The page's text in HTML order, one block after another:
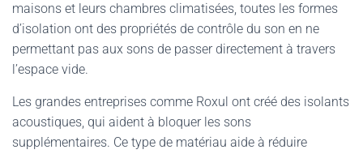
maisons et leurs chambres climatisées, toutes les formes
d’isolation ont des propriétés de contrôle du son en ne
permettant pas aux sons de passer directement à travers
l’espace vide.
Les grandes entreprises comme Roxul ont créé des isolants
acoustiques, qui aident à bloquer les sons
supplémentaires. Ce type de matériau aide à réduire